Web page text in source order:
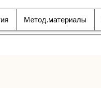
Метод.материалы